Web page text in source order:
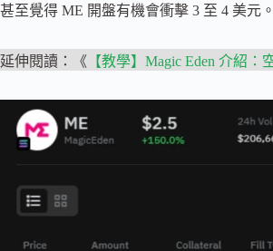
甚至覺得 ME 開盤有機會衝擊 3 至 4 美元。
延伸閱讀：《 【教學】Magic Eden 介紹